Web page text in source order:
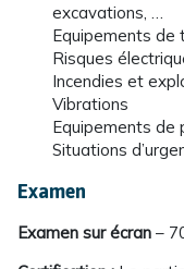
excavations, …
Equipements de
Risques
Incendies et
Vibrations
Equipements de
Situations
Examen
Examen sur écran –